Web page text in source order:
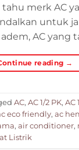
merk AC
untuk
AC yang
reading →
AC, AC 1/2 PK, AC
eco friendly, ac
, air conditioner,
Listrik